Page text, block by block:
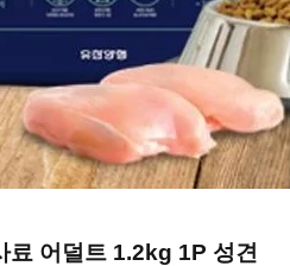
료 어덜트 1.2kg 1P 성견